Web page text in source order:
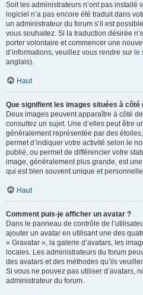
Soit les administrateurs n’ont pas installé
logiciel n’a pas encore été traduit dans
un administrateur du forum s’il est
vous souhaitez. Si la traduction désirée
porter volontaire et commencer une
d’informations, veuillez vous rendre sur le
anglais).
Haut
Que signifient les images situées à côté
Deux images peuvent apparaître à côté
consultez un sujet. Une d’elles peut être
généralement représentée par des
permet d’indiquer votre activité selon le
publié, ou permet de différencier votre
image, généralement plus grande, est
qui est bien souvent unique et
Haut
Comment puis-je afficher un avatar ?
Dans le panneau de contrôle de
ajouter un avatar en utilisant une des
« Gravatar », la galerie d’avatars, les
locales. Les administrateurs du forum
des avatars et des méthodes qu’ils
Si vous ne pouvez pas utiliser d’avatars,
administrateur du forum.